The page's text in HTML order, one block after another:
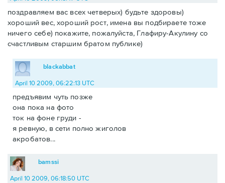
поздравляем вас всех четверых) будьте здоровы)
хороший вес, хороший рост, имена вы подбираете тоже
ничего себе) покажите, пожалуйста, Глафиру-Акулину со
счастливым старшим братом публике)
blackabbat
April 10 2009, 06:22:13 UTC
предъявим чуть позже
она пока на фото
ток на фоне груди -
я ревную, в сети полно жиголов
акробатов...
bamssi
April 10 2009, 06:18:50 UTC